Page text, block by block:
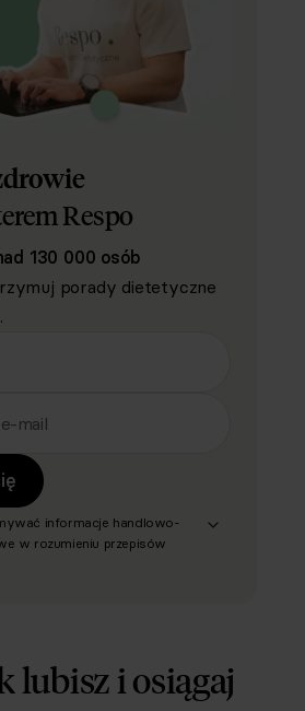
Respo
130 000 osób
porady dietetyczne
mail
informacje handlowo-
w rozumieniu przepisów
SK, Respo
S.C. oraz RespoMed sp.z
lubisz i osiągaj